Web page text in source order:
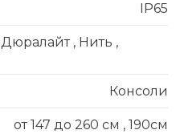
IP65
Дюралайт, Нить ,
Консоли
от 147 до 260 см , 190см